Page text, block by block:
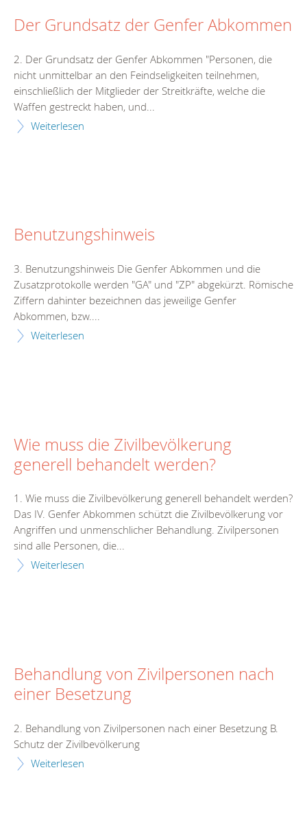
Der Grundsatz der Genfer Abkommen
2. Der Grundsatz der Genfer Abkommen "Personen, die
nicht unmittelbar an den Feindseligkeiten teilnehmen,
einschließlich der Mitglieder der Streitkräfte, welche die
Waffen gestreckt haben, und...
Weiterlesen
Benutzungshinweis
3. Benutzungshinweis Die Genfer Abkommen und die
Zusatzprotokolle werden "GA" und "ZP" abgekürzt. Römische
Ziffern dahinter bezeichnen das jeweilige Genfer
Abkommen, bzw....
Weiterlesen
Wie muss die Zivilbevölkerung
generell behandelt werden?
1. Wie muss die Zivilbevölkerung generell behandelt werden?
Das IV. Genfer Abkommen schützt die Zivilbevölkerung vor
Angriffen und unmenschlicher Behandlung. Zivilpersonen
sind alle Personen, die...
Weiterlesen
Behandlung von Zivilpersonen nach
einer Besetzung
2. Behandlung von Zivilpersonen nach einer Besetzung B.
Schutz der Zivilbevölkerung
Weiterlesen